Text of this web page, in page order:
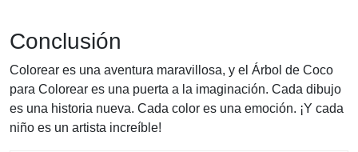
Conclusión
Colorear es una aventura maravillosa, y el Árbol de Coco
para Colorear es una puerta a la imaginación. Cada dibujo
es una historia nueva. Cada color es una emoción. ¡Y cada
niño es un artista increíble!